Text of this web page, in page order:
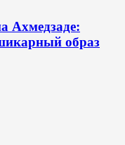
Ахмедзаде:
образ